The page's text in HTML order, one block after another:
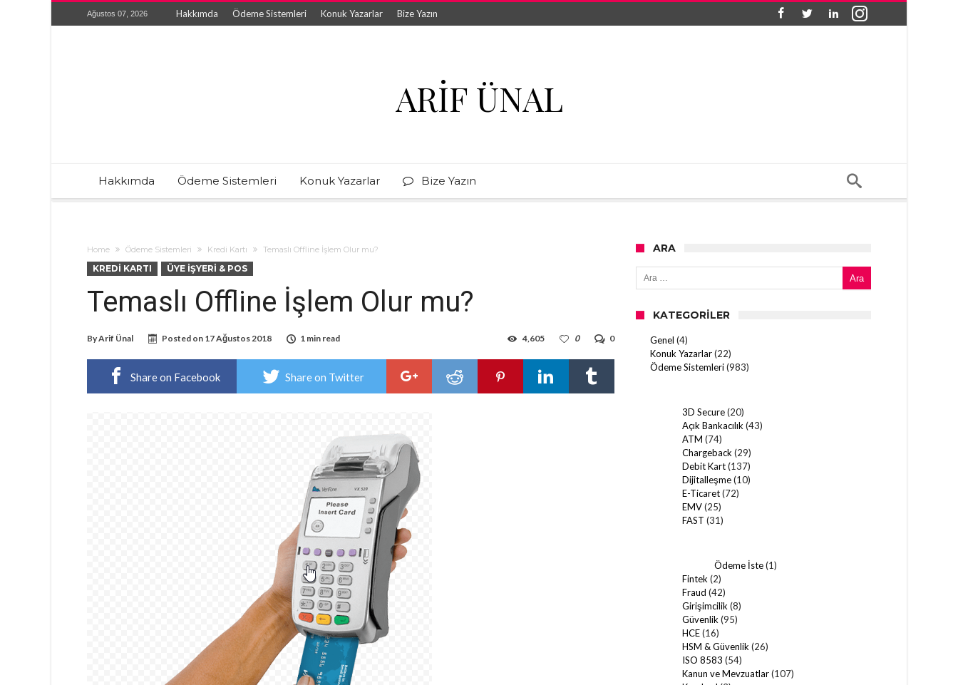
Ağustos 07, 2026 Hakkımda Ödeme Sistemleri Konuk Yazarlar Bize Yazın
ARIF ÜNAL
Hakkımda Ödeme Sistemleri Konuk Yazarlar Bize Yazın
Home Ödeme Sistemleri Kredi Kartı Temaslı Offline İşlem Olur mu?
KREDI KARTI ÜYE İŞYERI & POS
Temaslı Offline İşlem Olur mu?
ByArif Ünal Posted on 17 Ağustos 2018 1 min read 0
0
4,605
Share on Facebook Share on Twitter
ARA
Arama:
KATEGORILER
Genel (4)
Konuk Yazarlar(22)
Ödeme Sistemleri(983)
3D Secure(20)
Açık Bankacılık (43)
ATM (74)
Chargeback (29)
Debit Kart(137)
Dijitalleşme(10)
E-Ticaret(72)
EMV(25)
FAST (31)
Ödeme İste(1)
Fintek (2)
Fraud (42)
Girişimcilik (8)
Güvenlik (95)
HCE(16)
HSM & Güvenlik (26)
ISO 8583 (54)
Kanun ve Mevzuatlar(107)